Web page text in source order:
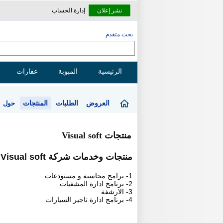
نشر إعلان إدارة الحساب
بحث متقدم
الرئيسية المبوبة عقارات
العروض الطلبات المنتجات حول
منتجات Visual soft
منتجات وخدمات شركة Visual soft
1- برامج محاسبة و مستودعات
2- برنامج ادارة المشفيات
3- الارشفة
4- برنامج ادارة تاجير السيارات